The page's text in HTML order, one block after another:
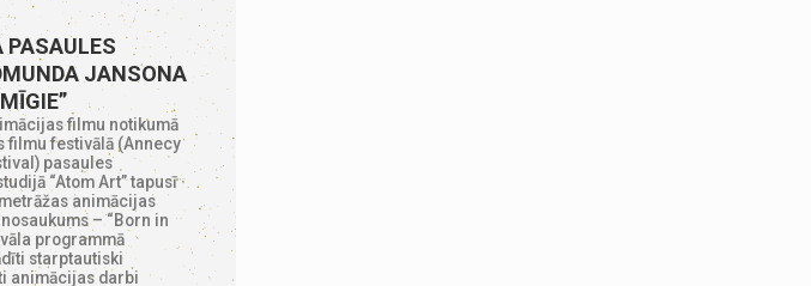
PASAULES
JANSONA
filmu notikumā
filmu festivālā(Annecy
pasaules
“Atom Art” tapusī
animācijas
– “Born in
programmā
starptautiski
animācijas darbi